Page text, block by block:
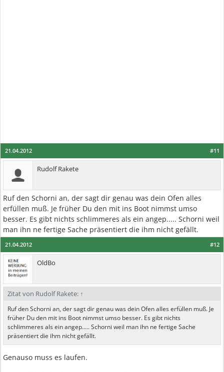
#11
21.04.2012
Rudolf Rakete
Ruf den Schorni an, der sagt dir genau was dein Ofen alles
erfüllen muß. Je früher Du den mit ins Boot nimmst umso
besser. Es gibt nichts schlimmeres als ein angep..... Schorni weil
man ihn ne fertige Sache präsentiert die ihm nicht gefällt.
#12
21.04.2012
OldBo
Zitat von Rudolf Rakete: ↑
Ruf den Schorni an, der sagt dir genau was dein Ofen alles erfüllen muß. Je
früher Du den mit ins Boot nimmst umso besser. Es gibt nichts
schlimmeres als ein angep..... Schorni weil man ihn ne fertige Sache
präsentiert die ihm nicht gefällt.
Genauso muss es laufen.